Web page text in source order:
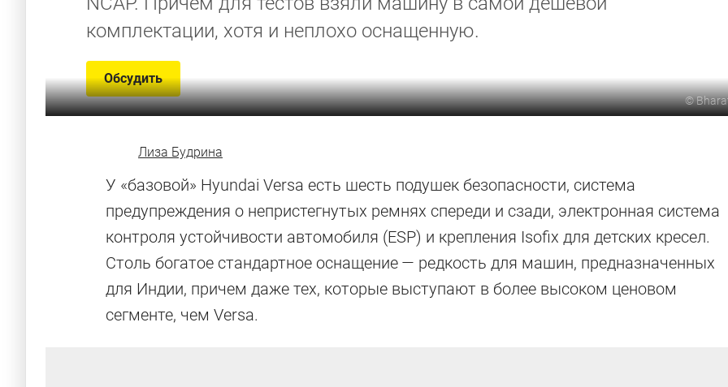
комплектации, хотя и неплохо оснащенную.
Обсудить
©
Лиза Будрина
У «базовой» Hyundai Versa есть шесть подушек безопасности, система
предупреждения о непристегнутых ремнях спереди и сзади, электронная система
контроля устойчивости автомобиля (ESP) и крепления Isofix для детских кресел.
Столь богатое стандартное оснащение — редкость для машин, предназначенных
для Индии, причем даже тех, которые выступают в более высоком ценовом
сегменте, чем Versa.